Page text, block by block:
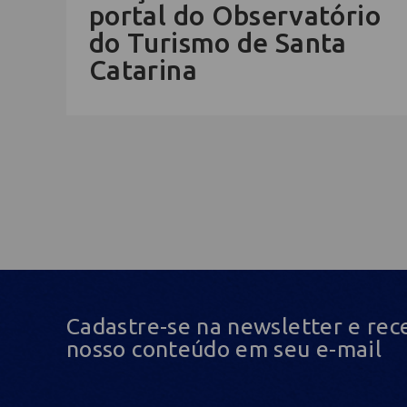
portal do Observatório
do Turismo de Santa
Catarina
Cadastre-se na newsletter e
nosso conteúdo em seu e-mail